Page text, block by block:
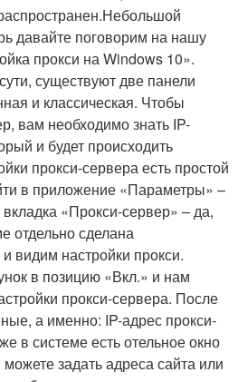
давайте поговорим на нашу
прокси на Windows 10».
существуют две панели
и классическая. Чтобы
вам необходимо знать IP-
и будет происходить
прокси-сервера есть простой
в приложение «Параметры» –
«Прокси-сервер» – да,
отдельно сделана
видим настройки прокси.
в позицию «Вкл.» и нам
прокси-сервера. После
а именно: IP-адрес прокси-
в системе есть отельное окно
задать адреса сайта или